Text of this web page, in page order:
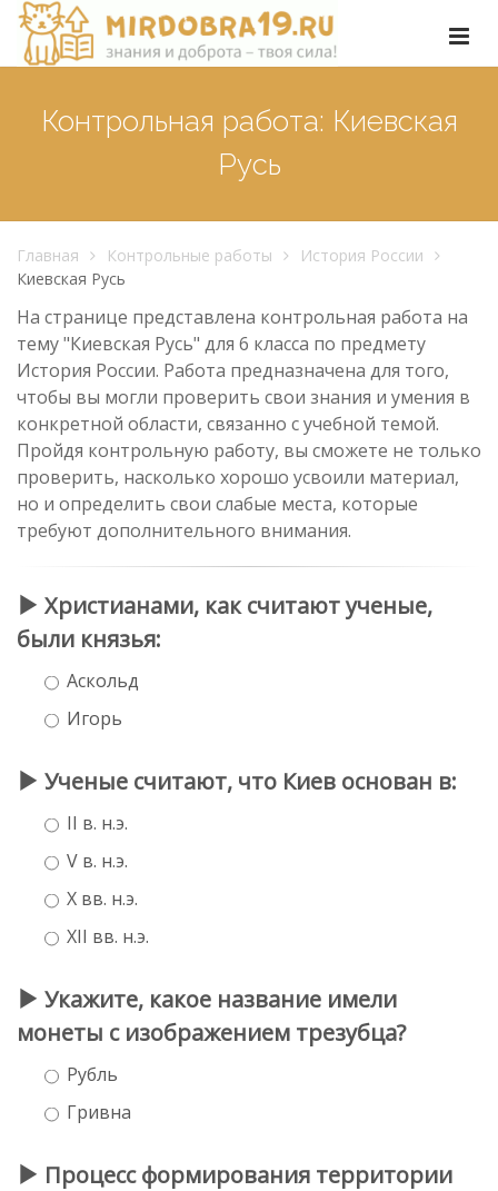
Контрольная работа: Киевская
Русь
Главная Контрольные работы
История России
Киевская Русь
На странице представлена контрольная работа на
тему "Киевская Русь" для 6 класса по предмету
История России. Работа предназначена для того,
чтобы вы могли проверить свои знания и умения в
конкретной области, связанно с учебной темой.
Пройдя контрольную работу, вы сможете не только
проверить, насколько хорошо усвоили материал,
но и определить свои слабые места, которые
требуют дополнительного внимания.
Христианами, как считают ученые,
были князья:
Аскольд
Игорь
Ученые считают, что Киев основан в:
II в. н.э.
V в. н.э.
X вв. н.э.
XII вв. н.э.
Укажите, какое название имели
монеты с изображением трезубца?
Рубль
Гривна
Процесс формирования территории